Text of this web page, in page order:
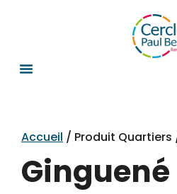
Accueil / Produit Quartiers
Ginguené